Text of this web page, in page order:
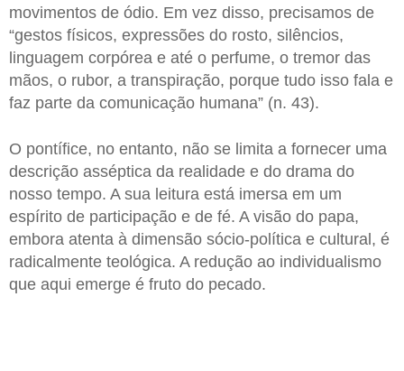
movimentos de ódio. Em vez disso, precisamos de
“gestos físicos, expressões do rosto, silêncios,
linguagem corpórea e até o perfume, o tremor das
mãos, o rubor, a transpiração, porque tudo isso fala e
faz parte da comunicação humana” (n. 43).
O pontífice, no entanto, não se limita a fornecer uma
descrição asséptica da realidade e do drama do
nosso tempo. A sua leitura está imersa em um
espírito de participação e de fé. A visão do papa,
embora atenta à dimensão sócio-política e cultural, é
radicalmente teológica. A redução ao individualismo
que aqui emerge é fruto do pecado.